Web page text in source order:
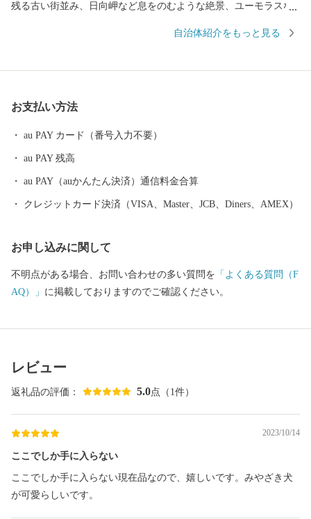
残る古い街並み、日向岬など息をのむような絶景、ユーモラスな
年始のお問い合わせにはお応え出来ません。 【受領証明書および
ワンストップ特例申請書について】 受領証・ワンストップ特例申
ます。 【申請書ご提出先】 〒855-0076 長崎県島原市上折橋町
甲1615-1 宮崎県日向市ふるさと納税 ワンストップ特例申請受
付窓口 ※申請後に、氏名や住所変更等が生じた場合は別途届出が
ページ https://mypg.jp ※「オンライン申請」には、マイナン
バーカードと「マイナポータルアプリ」、アプリが利用できる端
末が必要です ■マイナポータルアプリ myna.go.jp/SCK010
ださい。
自治体紹介をもっと見る
お支払い方法
au PAY カード（番号入力不要）
au PAY 残高
au PAY（auかんたん決済）通信料金合算
クレジットカード決済（VISA、Master、JCB、Diners、AMEX）
お申し込みに関して
不明点がある場合、お問い合わせの多い質問を 「よくある質問（F
AQ）」 に掲載しておりますのでご確認ください。
レビュー
返礼品の評価： 5.0点（1件）
2023/10/14
ここでしか手に入らない
ここでしか手に入らない現在品なので、嬉しいです。みやざき犬
が可愛らしいです。